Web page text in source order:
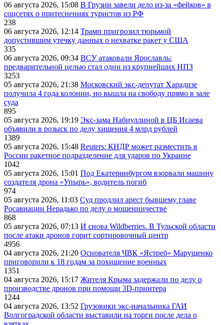
06 августа 2026, 15:08 В Грузии завели дело из-за «фейков» в
соцсетях о притеснениях туристов из РФ
238
06 августа 2026, 12:14 Трамп пригрозил тюрьмой
допустившим утечку данных о нехватке ракет у США
335
06 августа 2026, 09:34 ВСУ атаковали Ярославль:
предварительной целью стал один из крупнейших НПЗ
3253
05 августа 2026, 21:38 Московский экс-депутат Харадизе
получила 4 года колонии, но вышла на свободу прямо в зале
суда
895
05 августа 2026, 19:19 Экс-зама Набиуллиной в ЦБ Исаева
объявили в розыск по делу хищения 4 млрд рублей
1389
05 августа 2026, 15:48 Reuters: КНДР может разместить в
России ракетное подразделение для ударов по Украине
1042
05 августа 2026, 15:01 Под Екатеринбургом взорвали машину
создателя дрона «Упырь», водитель погиб
974
05 августа 2026, 11:03 Суд продлил арест бывшему главе
Росавиации Нерадько по делу о мошенничестве
868
05 августа 2026, 07:13 И снова Wildberries. В Тульской области
после атаки дронов горит сортировочный центр
4956
04 августа 2026, 21:20 Основателя ЧВК «Ястреб» Марущенко
приговорили к 18 годам за похищение военных
1351
04 августа 2026, 15:17 Жителя Крыма задержали по делу о
производстве дронов при помощи 3D‑принтера
1244
04 августа 2026, 13:52 Грузовики экс-начальника ГАИ
Волгоградской области выставили на торги после дела о